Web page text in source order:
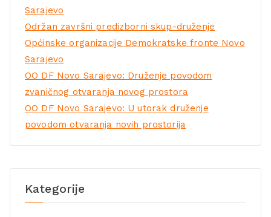
Sarajevo
Održan završni predizborni skup-druženje
Općinske organizacije Demokratske fronte Novo
Sarajevo
OO DF Novo Sarajevo: Druženje povodom
zvaničnog otvaranja novog prostora
OO DF Novo Sarajevo: U utorak druženje
povodom otvaranja novih prostorija
Kategorije